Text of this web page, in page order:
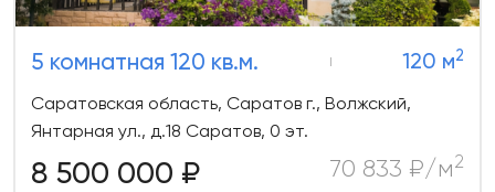
5 комнатная 120 кв.м. 120 м2
Саратовская область, Саратов г., Волжский,
Янтарная ул., д.18 Саратов, 0 эт.
8 500 000 ₽ 70 833 ₽/м2